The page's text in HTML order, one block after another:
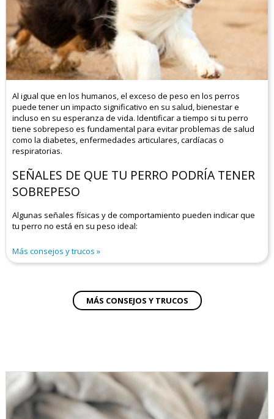
Al igual que en los humanos, el exceso de peso en los perros
puede tener un impacto significativo en su salud, bienestar e
incluso en su esperanza de vida. Identificar a tiempo si tu perro
tiene sobrepeso es fundamental para evitar problemas de salud
como la diabetes, enfermedades articulares, cardíacas o
respiratorias.
SEÑALES DE QUE TU PERRO PODRÍA TENER
SOBREPESO
Algunas señales físicas y de comportamiento pueden indicar que
tu perro no está en su peso ideal:
Más consejos y trucos
MÁS CONSEJOS Y TRUCOS